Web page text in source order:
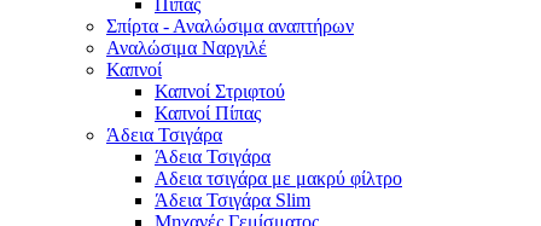
Πιπας
Σπίρτα - Αναλώσιμα αναπτήρων
Αναλώσιμα Ναργιλέ
Καπνοί
Καπνοί Στριφτού
Καπνοί Πίπας
Άδεια Τσιγάρα
Άδεια Τσιγάρα
Αδεια τσιγάρα με μακρύ φίλτρο
Άδεια Τσιγάρα Slim
Μηχανές Γεμίσματος